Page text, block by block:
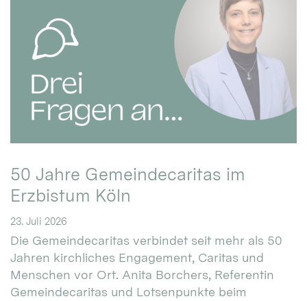
50 Jahre Gemeindecaritas im
Erzbistum Köln
23. Juli 2026
Die Gemeindecaritas verbindet seit mehr als 50
Jahren kirchliches Engagement, Caritas und
Menschen vor Ort. Anita Borchers, Referentin
Gemeindecaritas und Lotsenpunkte beim